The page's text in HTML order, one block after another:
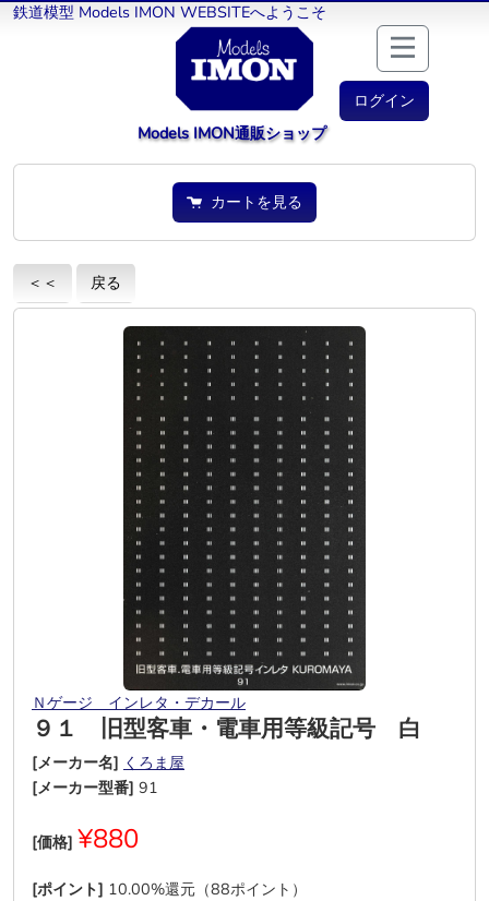
鉄道模型 Models IMON WEBSITEへようこそ
ログイン
Models IMON通販ショップ
カートを見る
＜＜ 戻る
Ｎゲージ インレタ・デカール
９１ 旧型客車・電車用等級記号 白
[メーカー名] くろま屋
[メーカー型番] 91
[価格] ¥880
[ポイント] 10.00%還元（88ポイント）